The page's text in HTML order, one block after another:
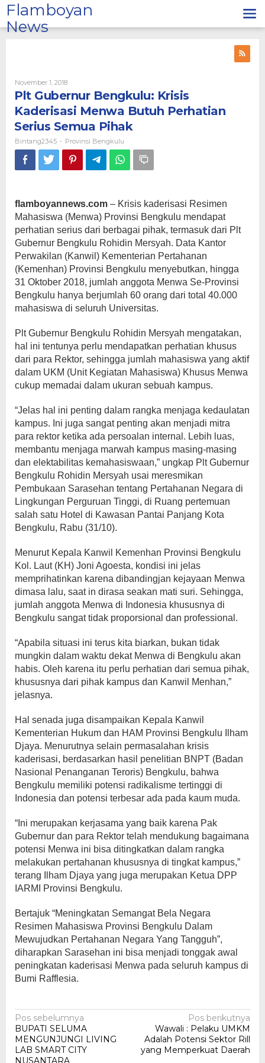
Lewati
ke
konten
Flamboyan
News
November 1, 2018Oleh
Bintang2345
Plt Gubernur Bengkulu: Krisis
Kaderisasi Menwa Butuh Perhatian
Serius Semua Pihak
Bintang2345 - Provinsi Bengkulu
flamboyannews.com – Krisis kaderisasi Resimen
Mahasiswa (Menwa) Provinsi Bengkulu mendapat
perhatian serius dari berbagai pihak, termasuk dari Plt
Gubernur Bengkulu Rohidin Mersyah. Data Kantor
Perwakilan (Kanwil) Kementerian Pertahanan
(Kemenhan) Provinsi Bengkulu menyebutkan, hingga
31 Oktober 2018, jumlah anggota Menwa Se-Provinsi
Bengkulu hanya berjumlah 60 orang dari total 40.000
mahasiswa di seluruh Universitas.
Plt Gubernur Bengkulu Rohidin Mersyah mengatakan,
hal ini tentunya perlu mendapatkan perhatian khusus
dari para Rektor, sehingga jumlah mahasiswa yang aktif
dalam UKM (Unit Kegiatan Mahasiswa) Khusus Menwa
cukup memadai dalam ukuran sebuah kampus.
“Jelas hal ini penting dalam rangka menjaga kedaulatan
kampus. Ini juga sangat penting akan menjadi mitra
para rektor ketika ada persoalan internal. Lebih luas,
membantu menjaga marwah kampus masing-masing
dan elektabilitas kemahasiswaan,” ungkap Plt Gubernur
Bengkulu Rohidin Mersyah usai meresmikan
Pembukaan Sarasehan tentang Pertahanan Negara di
Lingkungan Perguruan Tinggi, di Ruang pertemuan
salah satu Hotel di Kawasan Pantai Panjang Kota
Bengkulu, Rabu (31/10).
Menurut Kepala Kanwil Kemenhan Provinsi Bengkulu
Kol. Laut (KH) Joni Agoesta, kondisi ini jelas
memprihatinkan karena dibandingjan kejayaan Menwa
dimasa lalu, saat in dirasa seakan mati suri. Sehingga,
jumlah anggota Menwa di Indonesia khususnya di
Bengkulu sangat tidak proporsional dan professional.
“Apabila situasi ini terus kita biarkan, bukan tidak
mungkin dalam waktu dekat Menwa di Bengkulu akan
habis. Oleh karena itu perlu perhatian dari semua pihak,
khususnya dari pihak kampus dan Kanwil Menhan,”
jelasnya.
Hal senada juga disampaikan Kepala Kanwil
Kementerian Hukum dan HAM Provinsi Bengkulu Ilham
Djaya. Menurutnya selain permasalahan krisis
kaderisasi, berdasarkan hasil penelitian BNPT (Badan
Nasional Penanganan Teroris) Bengkulu, bahwa
Bengkulu memiliki potensi radikalisme tertinggi di
Indonesia dan potensi terbesar ada pada kaum muda.
“Ini merupakan kerjasama yang baik karena Pak
Gubernur dan para Rektor telah mendukung bagaimana
potensi Menwa ini bisa ditingkatkan dalam rangka
melakukan pertahanan khususnya di tingkat kampus,”
terang Ilham Djaya yang juga merupakan Ketua DPP
IARMI Provinsi Bengkulu.
Bertajuk “Meningkatan Semangat Bela Negara
Resimen Mahasiswa Provinsi Bengkulu Dalam
Mewujudkan Pertahanan Negara Yang Tangguh”,
diharapkan Sarasehan ini bisa menjadi tonggak awal
peningkatan kaderisasi Menwa pada seluruh kampus di
Bumi Rafflesia.
Navigasi
pos
Pos sebelumnya
BUPATI SELUMA
MENGUNJUNGI LIVING
LAB SMART CITY
NUSANTARA
Pos berikutnya
Wawali : Pelaku UMKM
Adalah Potensi Sektor Rill
yang Memperkuat Daerah